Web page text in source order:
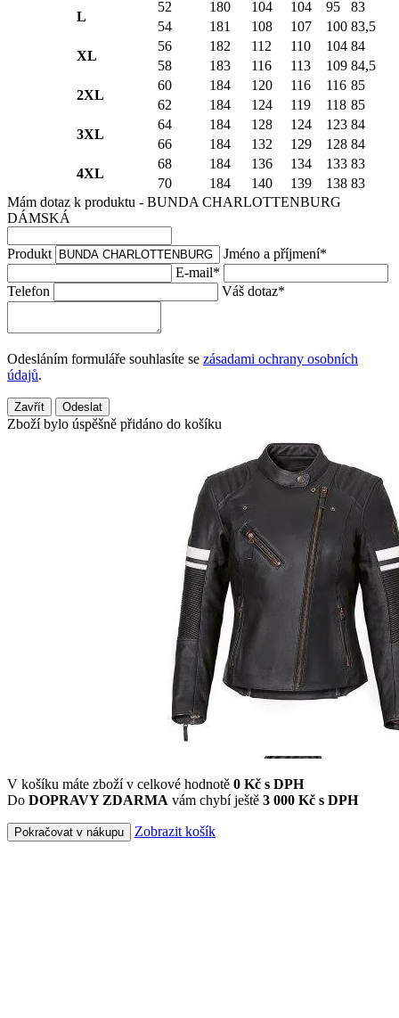
L
52 180 104 104 95
83
54
181 108 107 100 83,5
XL
56 182 112 110 104 84
58
183 116 113 109 84,5
2XL
60 184 120 116 116 85
62
184 124 119 118 85
3XL
64 184 128 124 123 84
66
184 132 129 128 84
4XL
68 184 136 134 133 83
70
184 140 139 138 83
Mám dotaz k produktu - BUNDA CHARLOTTENBURG
DÁMSKÁ
Produkt Jméno a příjmení*
E-mail*
Telefon
Váš dotaz*
Odesláním formuláře souhlasíte se zásadami ochrany osobních
údajů.
Zavřít Odeslat
Zboží bylo úspěšně přidáno do košíku
V košíku máte zboží v celkové hodnotě 0 Kč s DPH
Do DOPRAVY ZDARMA vám chybí ještě 3 000 Kč s DPH
Pokračovat v nákupu Zobrazit košík